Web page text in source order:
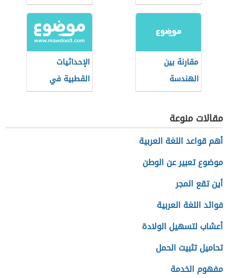
في الرسم
الهندسي
مقارنة بين
الهندسة
الإقليدية
واللاإقليدية
الإحداثيات
القطبية في
الرياضيات
مقالات منوعة
أهم قواعد اللغة العربية
موضوع تعبير عن الوطن
أين تقع المجر
فوائد اللغة العربية
أعشاب لتسهيل الولادة
تحاميل تثبيت الحمل
مفهوم الخدمة